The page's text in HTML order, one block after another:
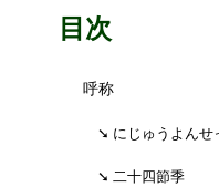
目次
呼称
にじゅうよんせ
二十四節季